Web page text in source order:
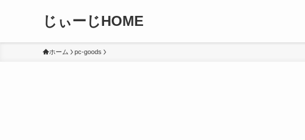
じぃーじHOME
ホーム pc-goods